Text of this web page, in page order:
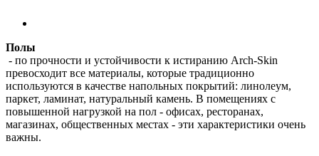
Полы
- по прочности и устойчивости к истиранию Arch-Skin
превосходит все материалы, которые традиционно
используются в качестве напольных покрытий: линолеум,
паркет, ламинат, натуральный камень. В помещениях с
повышенной нагрузкой на пол - офисах, ресторанах,
магазинах, общественных местах - эти характеристики очень
важны.